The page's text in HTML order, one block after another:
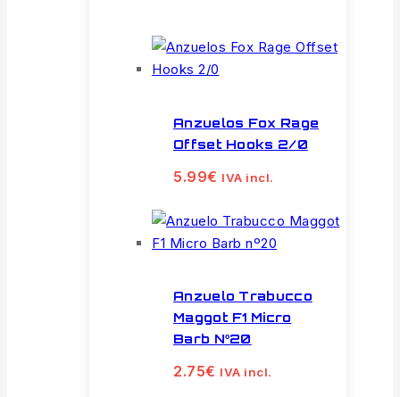
Anzuelos Fox Rage
Offset Hooks 2/0
5.99€ IVA incl.
Anzuelo Trabucco
Maggot F1 Micro
Barb Nº20
2.75€ IVA incl.